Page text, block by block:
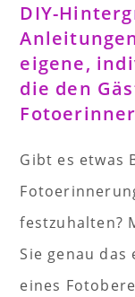
DIY-
eigene,
die den
Gibt es etwas
festzuhalten?
Sie genau
eines